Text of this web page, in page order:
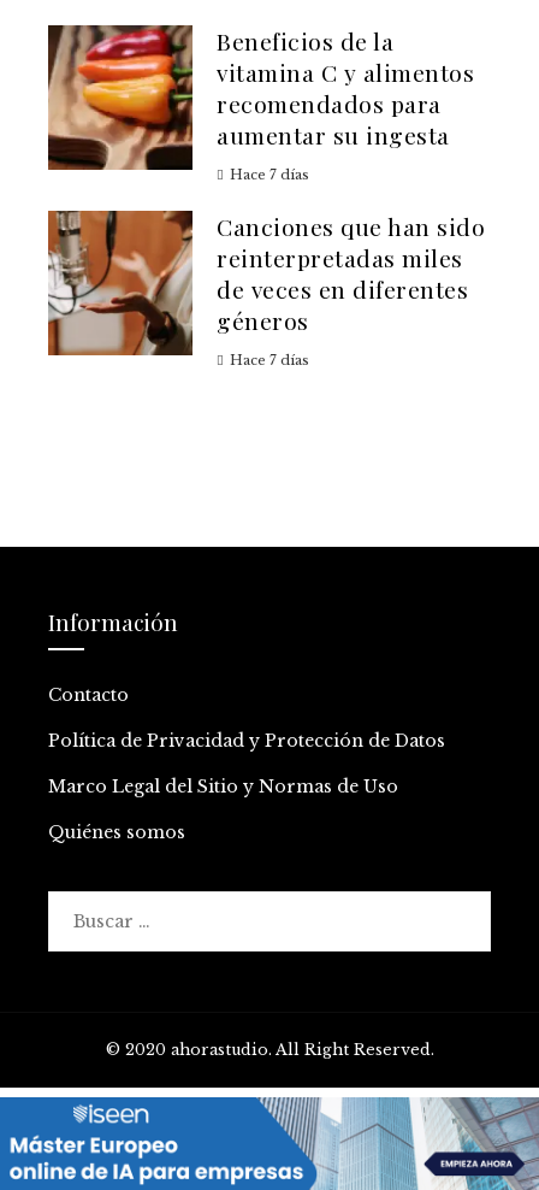
Beneficios de la
vitamina C y alimentos
recomendados para
aumentar su ingesta
Hace 7 días
Canciones que han sido
reinterpretadas miles
de veces en diferentes
géneros
Hace 7 días
Información
Contacto
Política de Privacidad y Protección de Datos
Marco Legal del Sitio y Normas de Uso
Quiénes somos
© 2020 ahorastudio. All Right Reserved.